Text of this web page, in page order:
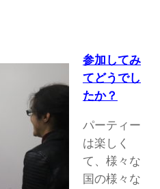
参加してみ
てどうでし
たか？
パーティー
は楽しく
て、様々な
国の様々な